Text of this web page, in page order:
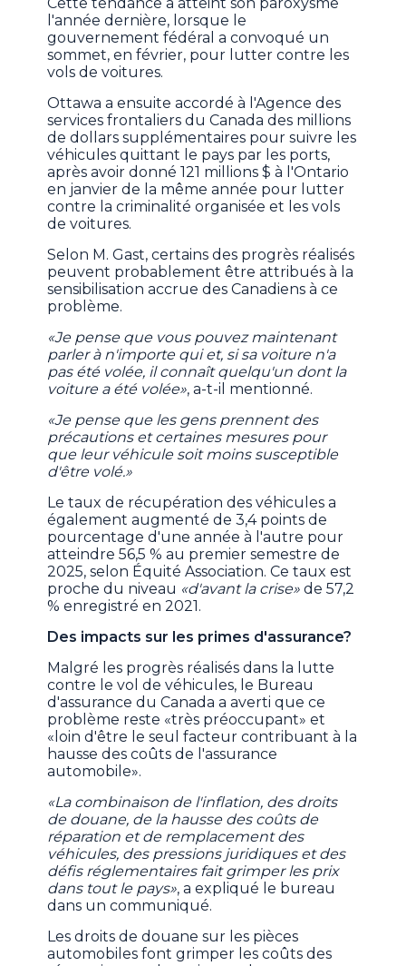
l'année dernière, lorsque le
gouvernement fédéral a convoqué un
sommet, en février, pour lutter contre les
vols de voitures.
Ottawa a ensuite accordé à l'Agence des
services frontaliers du Canada des millions
de dollars supplémentaires pour suivre les
véhicules quittant le pays par les ports,
après avoir donné 121 millions $ à l'Ontario
en janvier de la même année pour lutter
contre la criminalité organisée et les vols
de voitures.
Selon M. Gast, certains des progrès réalisés
peuvent probablement être attribués à la
sensibilisation accrue des Canadiens à ce
problème.
«Je pense que vous pouvez maintenant
parler à n'importe qui et, si sa voiture n'a
pas été volée, il connaît quelqu'un dont la
voiture a été volée», a-t-il mentionné.
«Je pense que les gens prennent des
précautions et certaines mesures pour
que leur véhicule soit moins susceptible
d'être volé.»
Le taux de récupération des véhicules a
également augmenté de 3,4 points de
pourcentage d'une année à l'autre pour
atteindre 56,5 % au premier semestre de
2025, selon Équité Association. Ce taux est
proche du niveau «d'avant la crise» de 57,2
% enregistré en 2021.
Des impacts sur les primes d'assurance?
Malgré les progrès réalisés dans la lutte
contre le vol de véhicules, le Bureau
d'assurance du Canada a averti que ce
problème reste «très préoccupant» et
«loin d'être le seul facteur contribuant à la
hausse des coûts de l'assurance
automobile».
«La combinaison de l'inflation, des droits
de douane, de la hausse des coûts de
réparation et de remplacement des
véhicules, des pressions juridiques et des
défis réglementaires fait grimper les prix
dans tout le pays», a expliqué le bureau
dans un communiqué.
Les droits de douane sur les pièces
automobiles font grimper les coûts des